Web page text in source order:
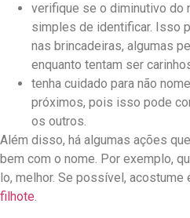
verifique se o diminutivo do
simples de identificar. Isso
nas brincadeiras, algumas
enquanto tentam ser
tenha cuidado para não
próximos, pois isso pode
os outros.
Além disso, há algumas ações
bem com o nome. Por exemplo,
lo, melhor. Se possível, acostume
filhote.